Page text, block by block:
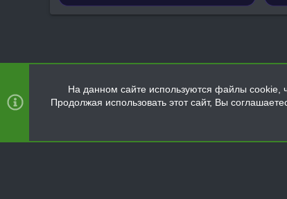
На данном сайте используются файлы cookie,
Продолжая использовать этот сайт, Вы